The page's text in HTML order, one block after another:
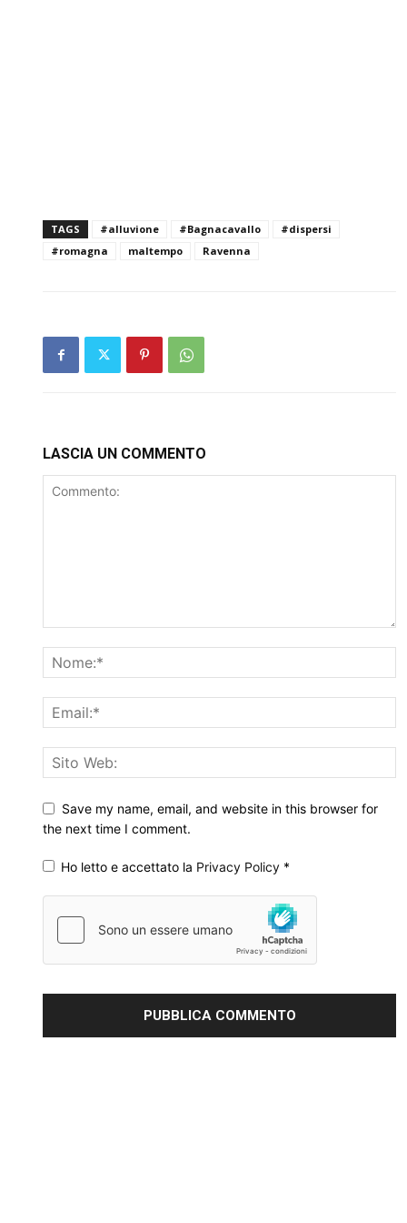
TAGS #alluvione #Bagnacavallo
#dispersi
#romagna
maltempo Ravenna
LASCIA UN COMMENTO
Save my name, email, and website in this browser for
the next time I comment.
Ho letto e accettato la Privacy Policy *